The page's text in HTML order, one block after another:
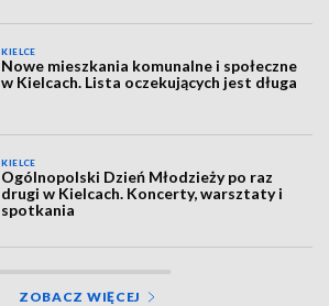
KIELCE
Nowe mieszkania komunalne i społeczne
w Kielcach. Lista oczekujących jest długa
KIELCE
Ogólnopolski Dzień Młodzieży po raz
drugi w Kielcach. Koncerty, warsztaty i
spotkania
ZOBACZ WIĘCEJ